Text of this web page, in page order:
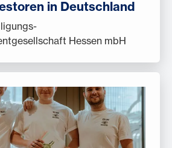
in Deutschland
Hessen mbH